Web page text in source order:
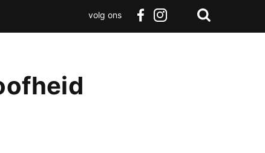
volg ons
Zoeken
Terug